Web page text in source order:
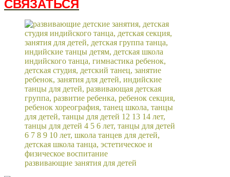
СВЯЗАТЬСЯ
развивающие занятия для детей